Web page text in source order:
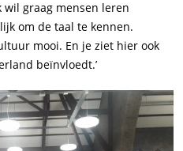
graag mensen leren
om de taal te kennen.
mooi. En je ziet hier ook
beïnvloedt.’